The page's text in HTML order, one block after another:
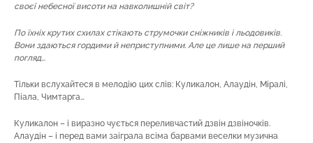
своєї небесної висоти на навколишній світ?
По їхніх крутих схилах стікають струмочки сніжників і льодовиків.
Вони здаються гордими й неприступними. Але це лише на перший
погляд…
Тільки вслухайтеся в мелодію цих слів: Куликалон, Алаудін, Міралі,
Піала, Чимтарга…
Куликалон – і виразно чується переливчастий дзвін дзвіночків.
Алаудін – і перед вами заіграла всіма барвами веселки музична